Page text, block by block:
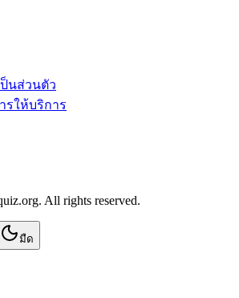
นส่วนตัว
รให้บริการ
All rights reserved.
มืด